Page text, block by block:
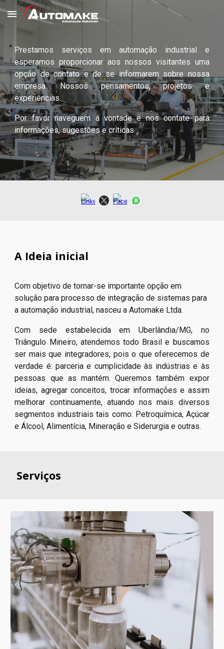
Skip to main content Skip to navigation
Prestamos serviços em automação industrial e
esperamos proporcionar aos nossos visitantes uma
opção de contato e de se informarem sobre nossa
empresa. Nossos pensamentos, projetos e
experiências.
Por favor naveguem a vontade e nos contate para
informações, sugestões e críticas.
A Ideia inicial
Com objetivo de tornar-se importante opção em
solução para processo de integração de sistemas para
a automação industrial, nasceu a Automake Ltda.
Com sede estabelecida em Uberlândia/MG, no
Triângulo Mineiro, atendemos todo Brasil e buscamos
ser mais que integradores, pois o que oferecemos de
verdade é: parceria e cumplicidade às indústrias e às
pessoas que as mantém. Queremos também expor
ideias, agregar conceitos, trocar informações e assim
melhorar continuamente, atuando nos mais diversos
segmentos industriais tais como: Petroquímica, Açúcar
e Álcool, Alimentícia, Mineração e Siderurgia e outras.
Serviços